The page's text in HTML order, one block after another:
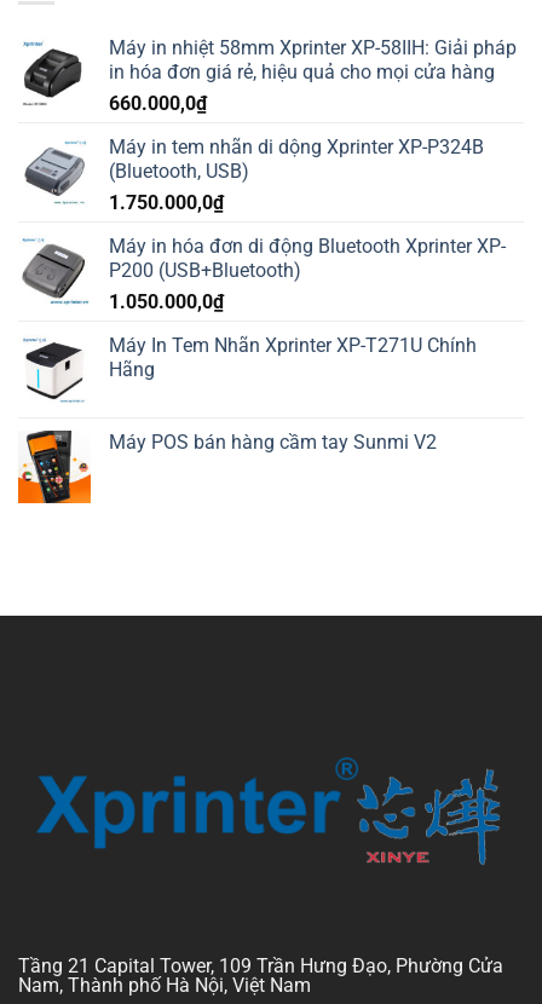
Máy in nhiệt 58mm Xprinter XP-58IIH: Giải pháp
in hóa đơn giá rẻ, hiệu quả cho mọi cửa hàng
660.000,0₫
Máy in tem nhãn di dộng Xprinter XP-P324B
(Bluetooth, USB)
1.750.000,0₫
Máy in hóa đơn di động Bluetooth Xprinter XP-
P200 (USB+Bluetooth)
1.050.000,0₫
Máy In Tem Nhãn Xprinter XP-T271U Chính
Hãng
Máy POS bán hàng cầm tay Sunmi V2
Tầng 21 Capital Tower, 109 Trần Hưng Đạo, Phường Cửa
Nam, Thành phố Hà Nội, Việt Nam